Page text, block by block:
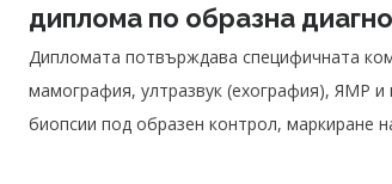
диплома по образна
Дипломата потвърждава специфичната
мамография, ултразвук (ехография), ЯМР и
биопсии под образен контрол, маркиране